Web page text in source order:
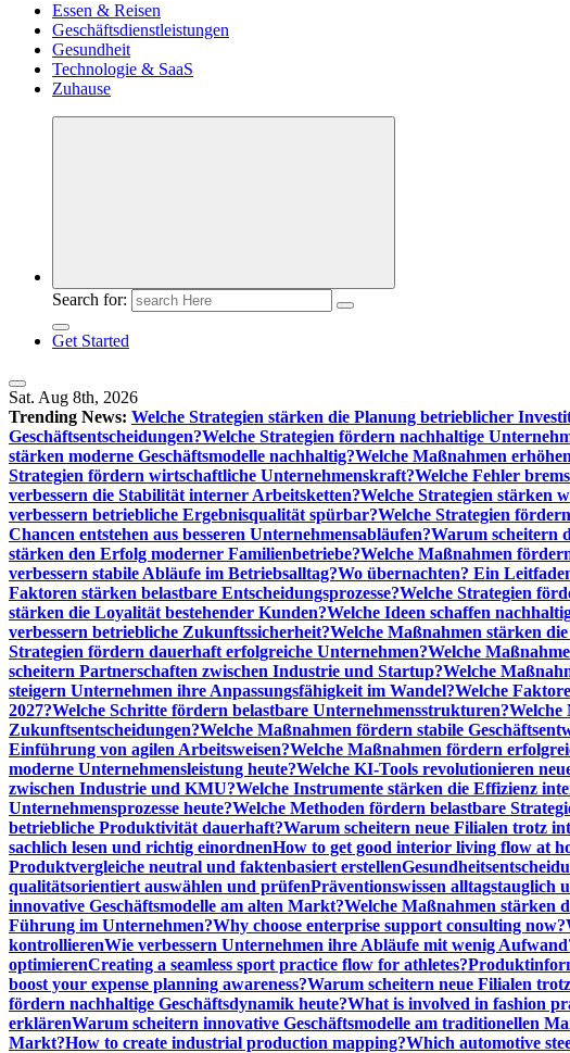
Meldungen die Resonanz finden
Essen & Reisen
Geschäftsdienstleistungen
Gesundheit
Technologie & SaaS
Zuhause
Search for:
Get Started
Sat. Aug 8th, 2026
Trending News: Welche Strategien stärken die Planung betrieblicher
Geschäftsentscheidungen?Welche Strategien fördern nachhaltige
stärken moderne Geschäftsmodelle nachhaltig?Welche Maßnahmen
Strategien fördern wirtschaftliche Unternehmenskraft?Welche Fehler
verbessern die Stabilität interner Arbeitsketten?Welche Strategien stärken
verbessern betriebliche Ergebnisqualität spürbar?Welche Strategien
Chancen entstehen aus besseren Unternehmensabläufen?Warum scheitern
stärken den Erfolg moderner Familienbetriebe?Welche Maßnahmen
verbessern stabile Abläufe im Betriebsalltag?Wo übernachten? Ein
Faktoren stärken belastbare Entscheidungsprozesse?Welche Strategien
stärken die Loyalität bestehender Kunden?Welche Ideen schaffen
verbessern betriebliche Zukunftssicherheit?Welche Maßnahmen stärken
Strategien fördern dauerhaft erfolgreiche Unternehmen?Welche
scheitern Partnerschaften zwischen Industrie und Startup?Welche
steigern Unternehmen ihre Anpassungsfähigkeit im Wandel?Welche
2027?Welche Schritte fördern belastbare Unternehmensstrukturen?Welche
Zukunftsentscheidungen?Welche Maßnahmen fördern stabile
Einführung von agilen Arbeitsweisen?Welche Maßnahmen fördern
moderne Unternehmensleistung heute?Welche KI-Tools revolutionieren
zwischen Industrie und KMU?Welche Instrumente stärken die Effizienz
Unternehmensprozesse heute?Welche Methoden fördern belastbare
betriebliche Produktivität dauerhaft?Warum scheitern neue Filialen trotz
sachlich lesen und richtig einordnenHow to get good interior living flow at
Produktvergleiche neutral und faktenbasiert erstellen
qualitätsorientiert auswählen und prüfenPräventionswissen alltagstauglich
innovative Geschäftsmodelle am alten Markt?Welche Maßnahmen stärken
Führung im Unternehmen?Why choose enterprise support consulting now?
kontrollierenWie verbessern Unternehmen ihre Abläufe mit wenig
optimierenCreating a seamless sport practice flow for athletes?
boost your expense planning awareness?Warum scheitern neue Filialen
fördern nachhaltige Geschäftsdynamik heute?What is involved in fashion
erklärenWarum scheitern innovative Geschäftsmodelle am traditionellen
Markt?How to create industrial production mapping?Which automotive